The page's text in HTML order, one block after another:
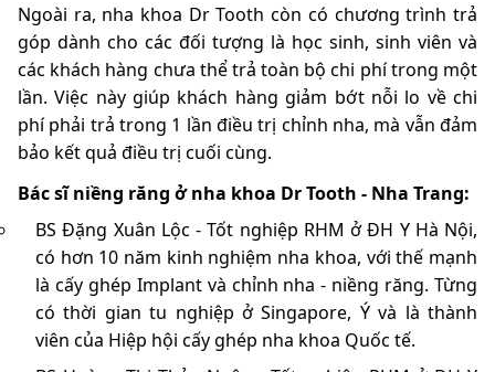
Ngoài ra, nha khoa Dr Tooth còn có chương trình trả
góp dành cho các đối tượng là học sinh, sinh viên và
các khách hàng chưa thể trả toàn bộ chi phí trong một
lần. Việc này giúp khách hàng giảm bớt nỗi lo về chi
phí phải trả trong 1 lần điều trị chỉnh nha, mà vẫn đảm
bảo kết quả điều trị cuối cùng.
Bác sĩ niềng răng ở nha khoa Dr Tooth - Nha Trang:
BS Đặng Xuân Lộc - Tốt nghiệp RHM ở ĐH Y Hà Nội,
có hơn 10 năm kinh nghiệm nha khoa, với thế mạnh
là cấy ghép Implant và chỉnh nha - niềng răng. Từng
có thời gian tu nghiệp ở Singapore, Ý và là thành
viên của Hiệp hội cấy ghép nha khoa Quốc tế.